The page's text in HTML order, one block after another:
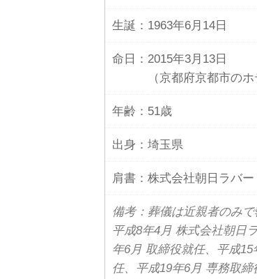
生誕： 1963年6月14日
命日： 2015年3月13日
（京都府京都市のホ
年齢： 51歳
出身： 埼玉県
肩書： 株式会社朝日ラバ
備考：葬儀は近親者のみで
平成8年4月 株式会社朝日
年6月 取締役就任、平成
任、平成19年6月 専務取